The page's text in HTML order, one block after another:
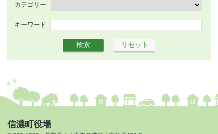
カテゴリー
キーワード
信濃町役場